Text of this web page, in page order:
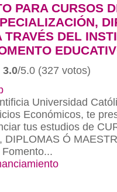
PARA CURSOS
TRAVÉS DEL
3.0/5.0 (327 votos)
Universidad
Económicos, te
tus estudios de
DIPLOMAS Ó